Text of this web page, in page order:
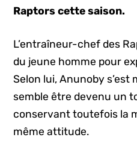
Raptors cette saison.
L’entraîneur-chef des
du jeune homme pour
Selon lui, Anunoby s’est
semble être devenu un
conservant toutefois la
même attitude.